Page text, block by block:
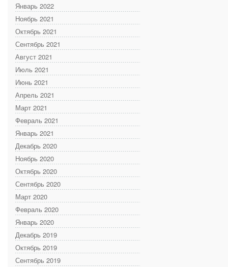
Январь 2022
Ноябрь 2021
Октябрь 2021
Сентябрь 2021
Август 2021
Июль 2021
Июнь 2021
Апрель 2021
Март 2021
Февраль 2021
Январь 2021
Декабрь 2020
Ноябрь 2020
Октябрь 2020
Сентябрь 2020
Март 2020
Февраль 2020
Январь 2020
Декабрь 2019
Октябрь 2019
Сентябрь 2019